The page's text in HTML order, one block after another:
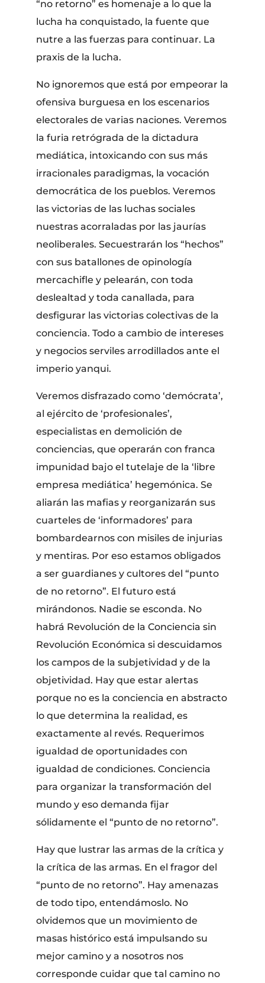
“no retorno” es homenaje a lo que la
lucha ha conquistado, la fuente que
nutre a las fuerzas para continuar. La
praxis de la lucha.
No ignoremos que está por empeorar la
ofensiva burguesa en los escenarios
electorales de varias naciones. Veremos
la furia retrógrada de la dictadura
mediática, intoxicando con sus más
irracionales paradigmas, la vocación
democrática de los pueblos. Veremos
las victorias de las luchas sociales
nuestras acorraladas por las jaurías
neoliberales. Secuestrarán los “hechos”
con sus batallones de opinología
mercachifle y pelearán, con toda
deslealtad y toda canallada, para
desfigurar las victorias colectivas de la
conciencia. Todo a cambio de intereses
y negocios serviles arrodillados ante el
imperio yanqui.
Veremos disfrazado como ‘demócrata’,
al ejército de ‘profesionales’,
especialistas en demolición de
conciencias, que operarán con franca
impunidad bajo el tutelaje de la ‘libre
empresa mediática’ hegemónica. Se
aliarán las mafias y reorganizarán sus
cuarteles de ‘informadores’ para
bombardearnos con misiles de injurias
y mentiras. Por eso estamos obligados
a ser guardianes y cultores del “punto
de no retorno”. El futuro está
mirándonos. Nadie se esconda. No
habrá Revolución de la Conciencia sin
Revolución Económica si descuidamos
los campos de la subjetividad y de la
objetividad. Hay que estar alertas
porque no es la conciencia en abstracto
lo que determina la realidad, es
exactamente al revés. Requerimos
igualdad de oportunidades con
igualdad de condiciones. Conciencia
para organizar la transformación del
mundo y eso demanda fijar
sólidamente el “punto de no retorno”.
Hay que lustrar las armas de la crítica y
la crítica de las armas. En el fragor del
“punto de no retorno”. Hay amenazas
de todo tipo, entendámoslo. No
olvidemos que un movimiento de
masas histórico está impulsando su
mejor camino y a nosotros nos
corresponde cuidar que tal camino no